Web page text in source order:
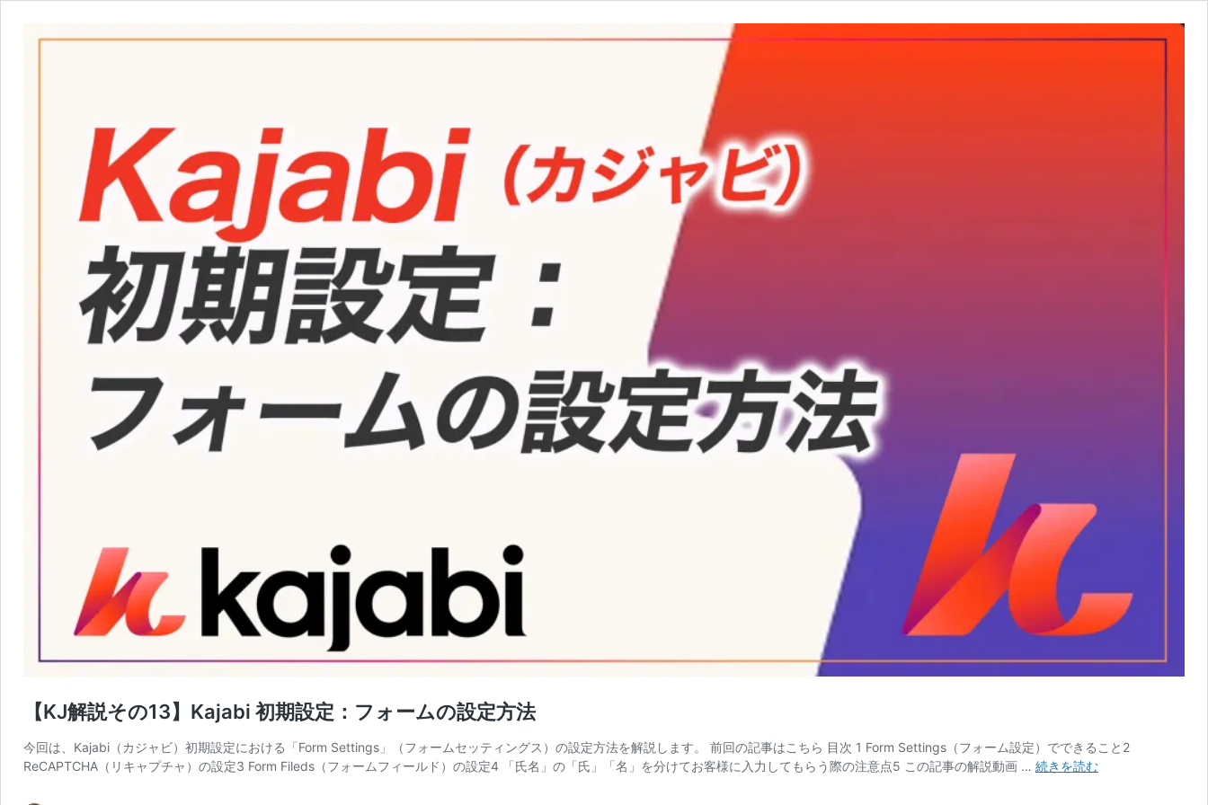
【KJ解説その13】Kajabi 初期設定：フォームの設定方法
今回は、Kajabi（カジャビ）初期設定における「Form Settings」（フォームセッティングス）の設定方法を解説します。 前回の記事はこちら 目次 1 Form Settings（フォーム設定）でできること2
ReCAPTCHA（リキャプチャ）の設定3 Form Fileds（フォームフィールド）の設定4 「氏名」の「氏」「名」を分けてお客様に入力してもらう際の注意点5 この記事の解説動画 … 続きを読む【KJ